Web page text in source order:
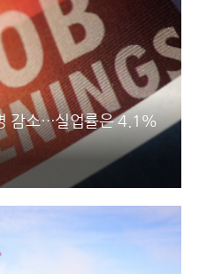
감소…실업률은 4.1%